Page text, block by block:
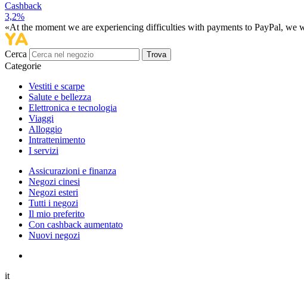
Cashback
3,2%
«At the moment we are experiencing difficulties with payments to PayPal, we
Cerca Trova
Categorie
Vestiti e scarpe
Salute e bellezza
Elettronica e tecnologia
Viaggi
Alloggio
Intrattenimento
I servizi
Assicurazioni e finanza
Negozi cinesi
Negozi esteri
Tutti i negozi
Il mio preferito
Con cashback aumentato
Nuovi negozi
it